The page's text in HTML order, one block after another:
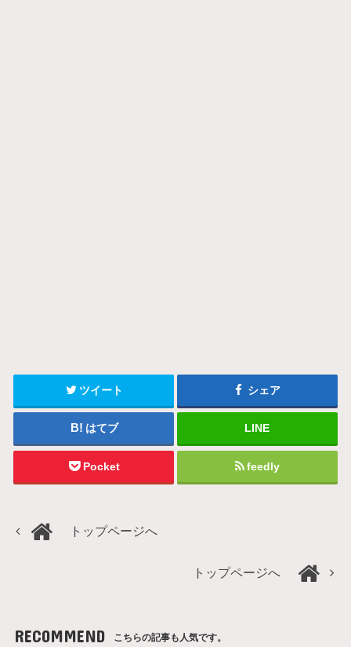
ツイート シェア
はてブ LINE
Pocket feedly
トップページへ
トップページへ
RECOMMEND こちらの記事も人気です。